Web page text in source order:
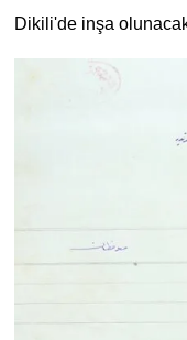
Dikili'de inşa